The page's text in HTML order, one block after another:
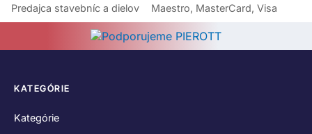
Predajca stavebníc a dielov Maestro, MasterCard, Visa
KATEGÓRIE
Kategórie